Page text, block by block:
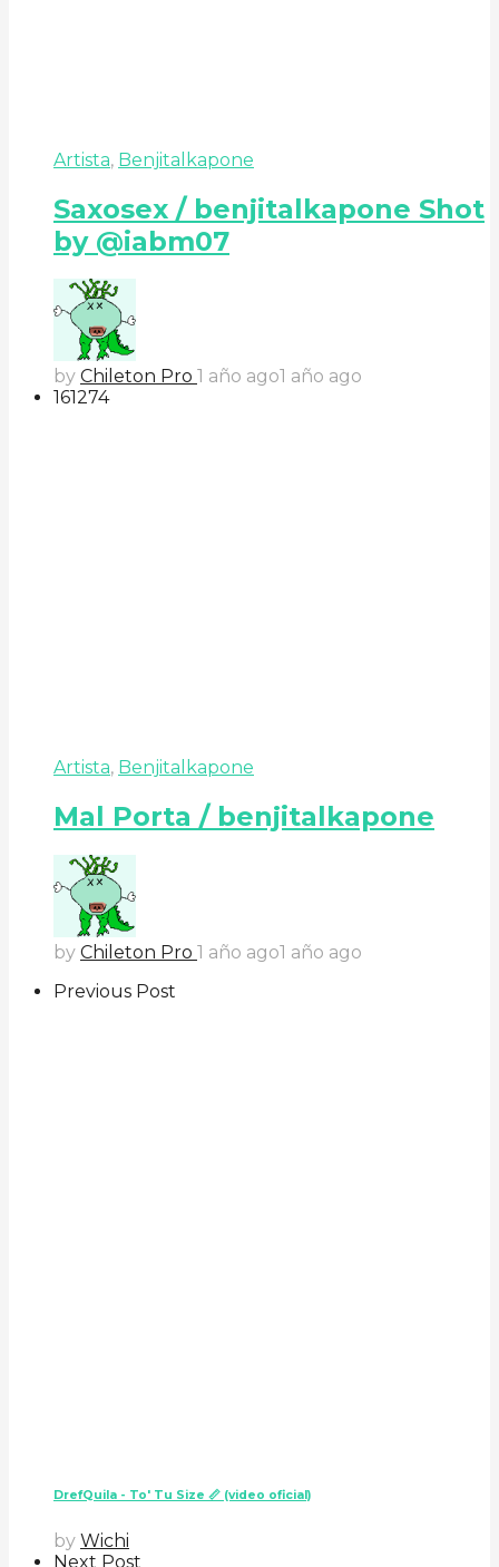
Artista, Benjitalkapone
Saxosex / benjitalkapone Shot
by @iabm07
by Chileton Pro 1 año ago1 año ago
161274
Artista, Benjitalkapone
Mal Porta / benjitalkapone
by Chileton Pro 1 año ago1 año ago
Previous Post
DrefQuila - To' Tu Size 📏 (video oficial)
by Wichi
Next Post